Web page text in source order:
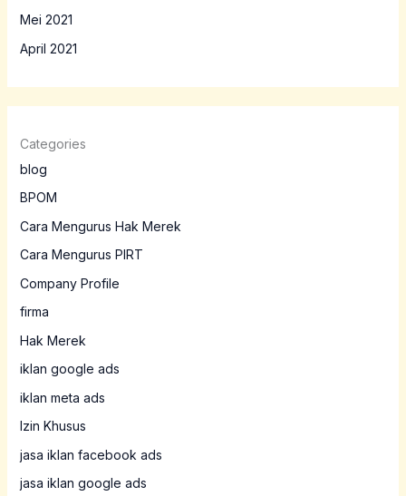
Mei 2021
April 2021
Categories
blog
BPOM
Cara Mengurus Hak Merek
Cara Mengurus PIRT
Company Profile
firma
Hak Merek
iklan google ads
iklan meta ads
Izin Khusus
jasa iklan facebook ads
jasa iklan google ads